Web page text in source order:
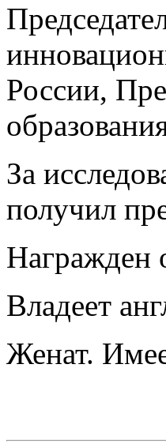
России,
За
получил
Награжден
Владеет
Женат.